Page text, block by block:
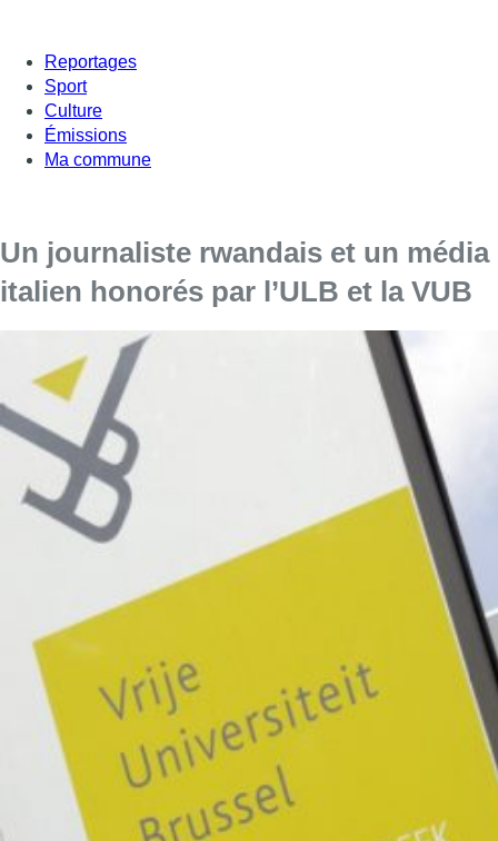
Reportages
Sport
Culture
Émissions
Ma commune
Un journaliste rwandais et un média
italien honorés par l’ULB et la VUB